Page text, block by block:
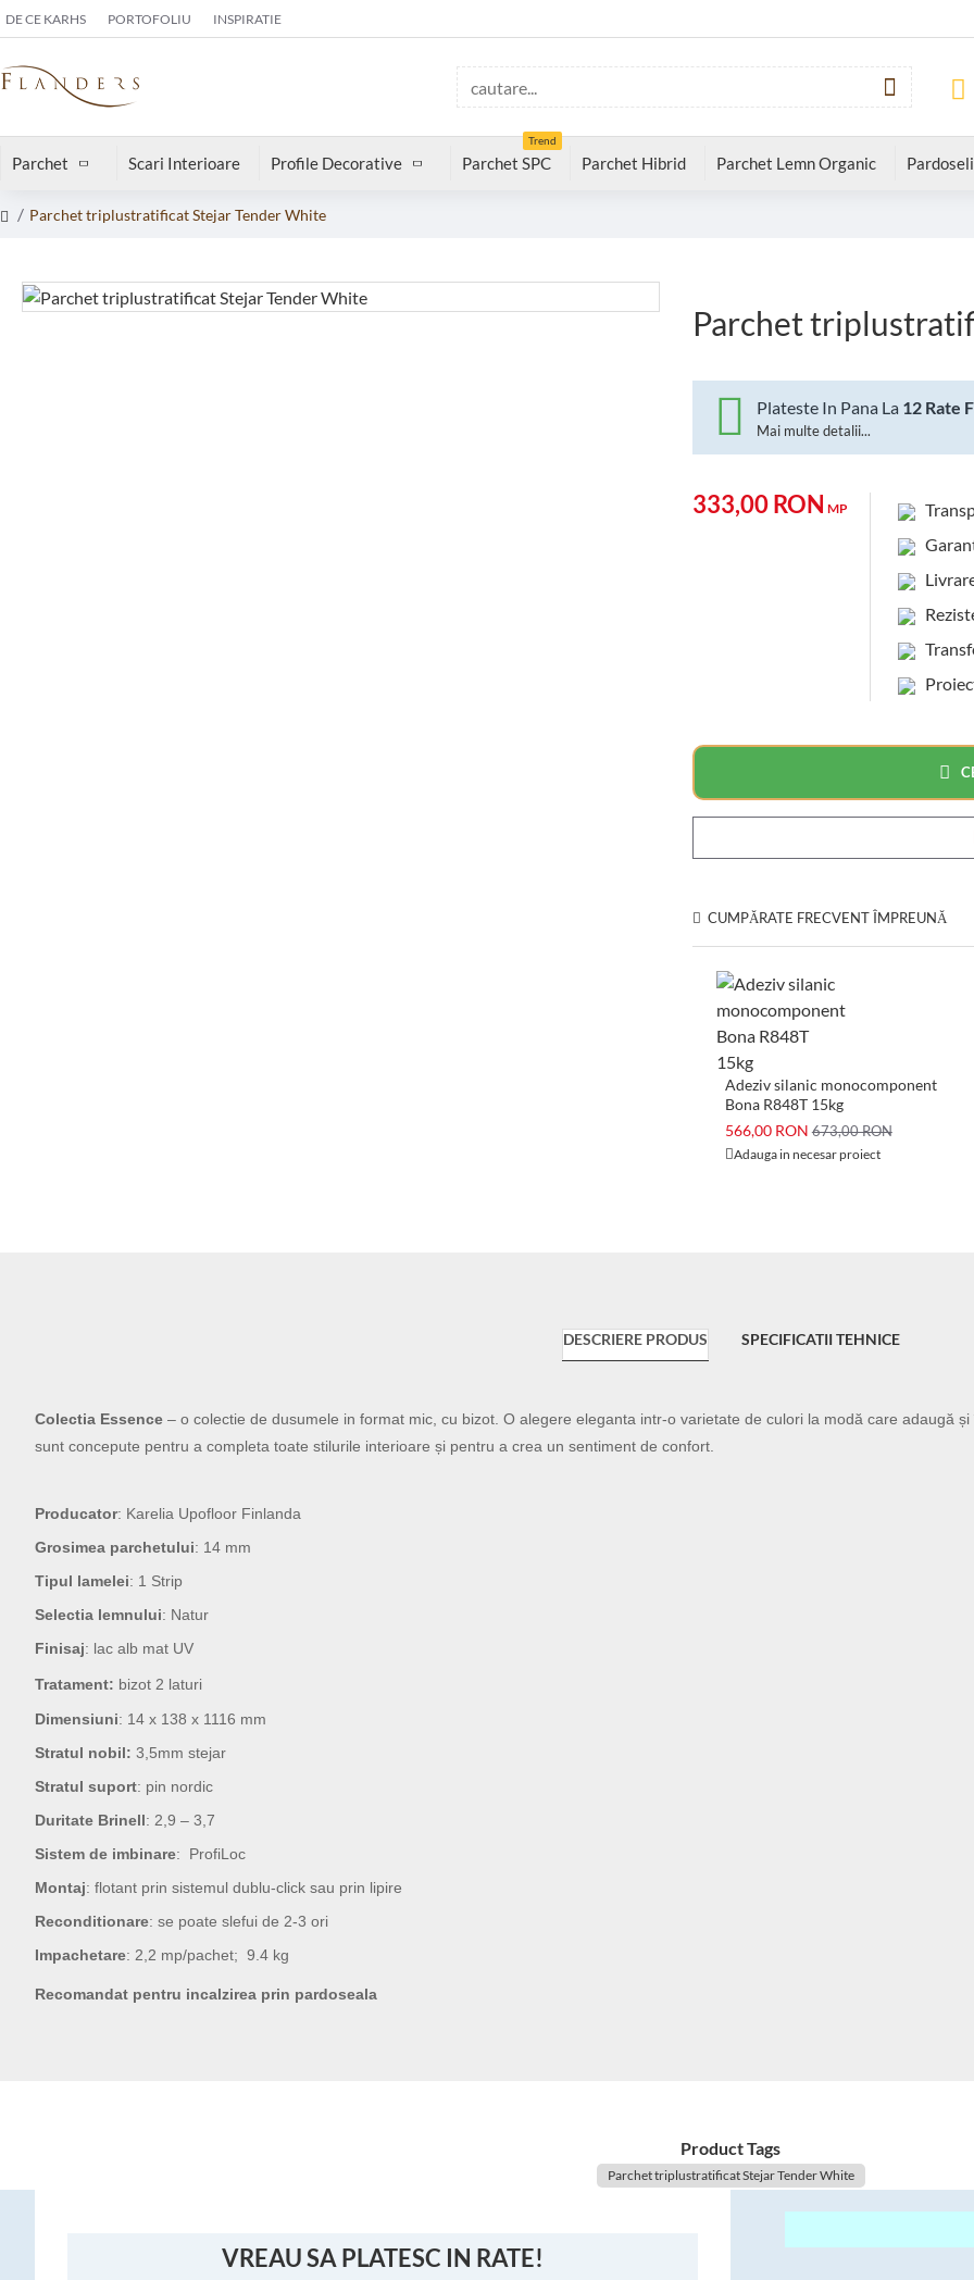
DE CE KARHS PORTOFOLIU INSPIRATIE
Parchet Scari Interioare Profile Decorative Parchet SPC
Trend
Parchet Hibrid Parchet Lemn Organic
Parchet triplustratificat Stejar Tender White
Parchet
Plateste In Pana La 12 Rate
Mai multe detalii...
333,00 RON MP
Livrare
CUMPĂRATE FRECVENT ÎMPREUNĂ
Adeziv silanic monocomponent
Bona R848T 15kg
566,00 RON 673,00 RON
Adauga in necesar proiect
DESCRIERE PRODUS SPECIFICATII TEHNICE
Colectia Essence – o colectie de dusumele in format mic, cu bizot. O alegere eleganta intr-o varietate de culori la modă care adaugă
sunt concepute pentru a completa toate stilurile interioare și pentru a crea un sentiment de confort.
Producator: Karelia Upofloor Finlanda
Grosimea parchetului: 14 mm
Tipul lamelei: 1 Strip
Selectia lemnului: Natur
Finisaj: lac alb mat UV
Tratament: bizot 2 laturi
Dimensiuni: 14 x 138 x 1116 mm
Stratul nobil: 3,5mm stejar
Stratul suport: pin nordic
Duritate Brinell: 2,9 – 3,7
Sistem de imbinare: ProfiLoc
Montaj: flotant prin sistemul dublu-click sau prin lipire
Reconditionare: se poate slefui de 2-3 ori
Impachetare: 2,2 mp/pachet; 9.4 kg
Recomandat pentru incalzirea prin pardoseala
Product Tags
Parchet triplustratificat Stejar Tender White
VREAU SA PLATESC IN RATE!